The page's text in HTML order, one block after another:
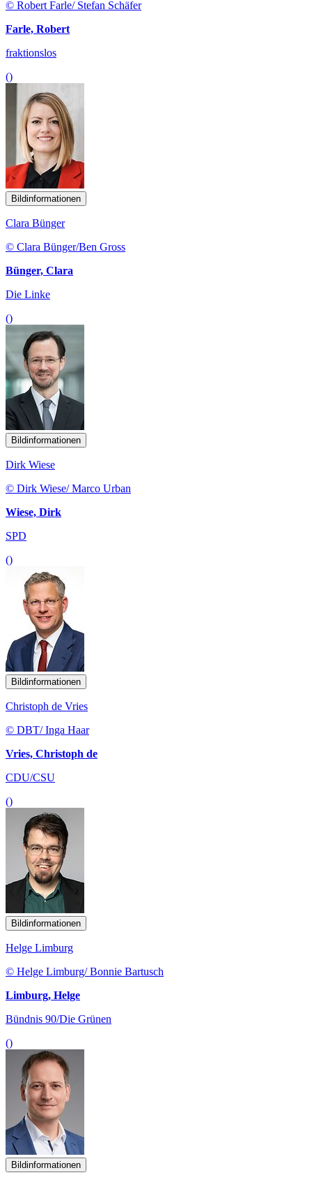
© Robert Farle/ Stefan Schäfer
Farle, Robert
fraktionslos
()
Bildinformationen
Clara Bünger
© Clara Bünger/Ben Gross
Bünger, Clara
Die Linke
()
Bildinformationen
Dirk Wiese
© Dirk Wiese/ Marco Urban
Wiese, Dirk
SPD
()
Bildinformationen
Christoph de Vries
© DBT/ Inga Haar
Vries, Christoph de
CDU/CSU
()
Bildinformationen
Helge Limburg
© Helge Limburg/ Bonnie Bartusch
Limburg, Helge
Bündnis 90/Die Grünen
()
Bildinformationen